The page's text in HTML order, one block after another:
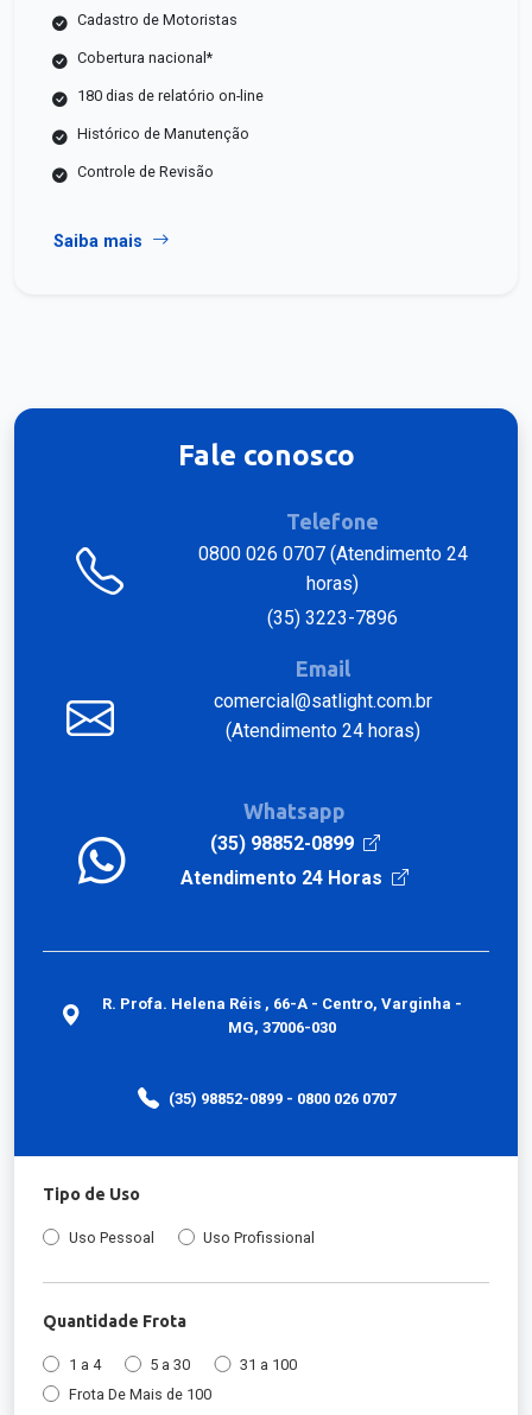
Cadastro de Motoristas
Cobertura nacional*
180 dias de relatório on-line
Histórico de Manutenção
Controle de Revisão
Saiba mais
Fale conosco
Telefone
0800 026 0707 (Atendimento 24
horas)
(35) 3223-7896
Email
comercial@satlight.com.br
(Atendimento 24 horas)
Whatsapp
(35) 98852-0899
Atendimento 24 Horas
R. Profa. Helena Réis , 66-A - Centro, Varginha -
MG, 37006-030
(35) 98852-0899 - 0800 026 0707
Tipo de Uso
Uso Pessoal Uso Profissional
Quantidade Frota
1 a 4 5 a 30
31 a 100
Frota De Mais de 100